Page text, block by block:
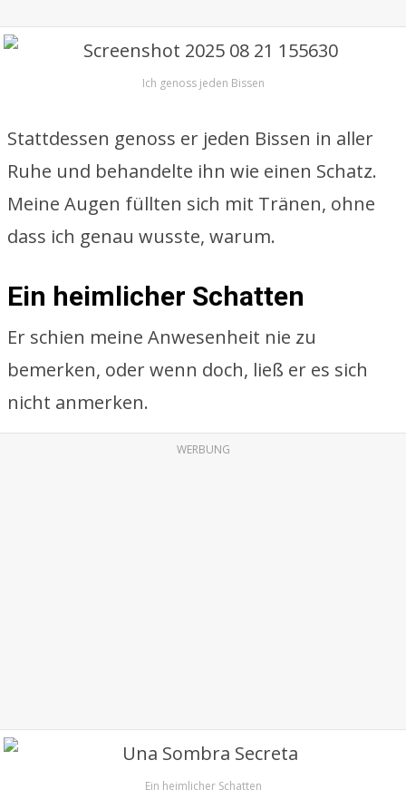
Ich genoss jeden Bissen
Stattdessen genoss er jeden Bissen in aller
Ruhe und behandelte ihn wie einen Schatz.
Meine Augen füllten sich mit Tränen, ohne
dass ich genau wusste, warum.
Ein heimlicher Schatten
Er schien meine Anwesenheit nie zu
bemerken, oder wenn doch, ließ er es sich
nicht anmerken.
WERBUNG
Ein heimlicher Schatten